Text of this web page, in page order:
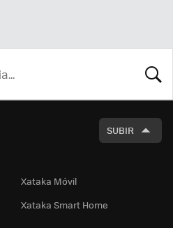
SUBIR
Xataka Móvil
Xataka Smart Home